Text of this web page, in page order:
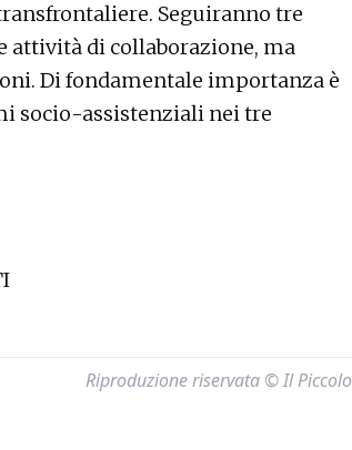
Seguiranno tre
di collaborazione, ma
Di fondamentale importanza è
socio-assistenziali nei tre
Riproduzione riservata © Il Piccolo